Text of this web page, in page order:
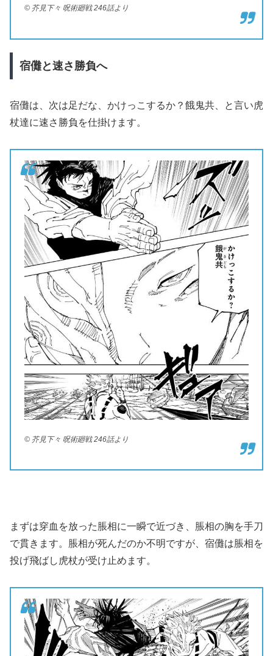
© 芥見下々 呪術廻戦 246話より
宿儺と速さ勝負へ
宿儺は、次は足だな、かけっこするか？餓鬼共、と言い虎
杖達に速さ勝負を仕掛けます。
© 芥見下々 呪術廻戦 246話より
まずは穿血を放った脹相に一瞬で近づき、脹相の胸を手刀
で貫きます。脹相が死んだのか不明ですが、宿儺は脹相を
投げ飛ばし虎杖が受け止めます。